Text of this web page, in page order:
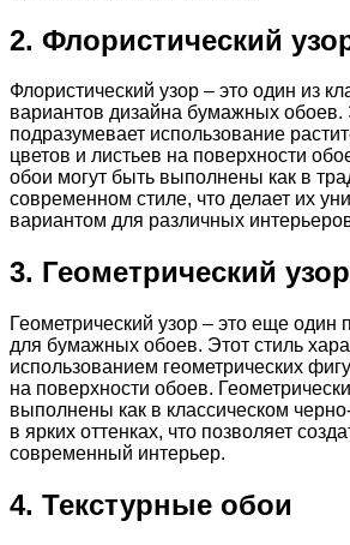
2. Флористический
Флористический узор – это один из
вариантов дизайна бумажных обоев.
подразумевает использование
цветов и листьев на поверхности
обои могут быть выполнены как в
современном стиле, что делает их
вариантом для различных
3. Геометрический узор
Геометрический узор – это еще
для бумажных обоев. Этот стиль
использованием геометрических
на поверхности обоев.
выполнены как в классическом
в ярких оттенках, что позволяет
современный интерьер.
4. Текстурные обои